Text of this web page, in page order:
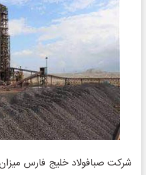
شرکت صبافولاد خلیج فارس